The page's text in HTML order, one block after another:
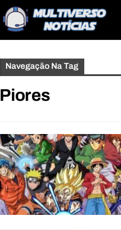
Navegação Na Tag
Piores